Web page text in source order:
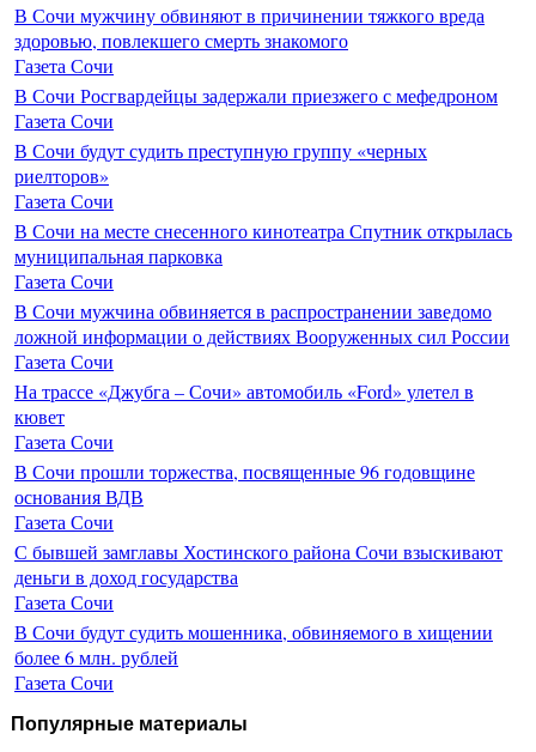
В Сочи мужчину обвиняют в причинении тяжкого вреда
здоровью, повлекшего смерть знакомого
Газета Сочи
В Сочи Росгвардейцы задержали приезжего с мефедроном
Газета Сочи
В Сочи будут судить преступную группу «черных
риелторов»
Газета Сочи
В Сочи на месте снесенного кинотеатра Спутник открылась
муниципальная парковка
Газета Сочи
В Сочи мужчина обвиняется в распространении заведомо
ложной информации о действиях Вооруженных сил России
Газета Сочи
На трассе «Джубга – Сочи» автомобиль «Ford» улетел в
кювет
Газета Сочи
В Сочи прошли торжества, посвященные 96 годовщине
основания ВДВ
Газета Сочи
С бывшей замглавы Хостинского района Сочи взыскивают
деньги в доход государства
Газета Сочи
В Сочи будут судить мошенника, обвиняемого в хищении
более 6 млн. рублей
Газета Сочи
Популярные материалы